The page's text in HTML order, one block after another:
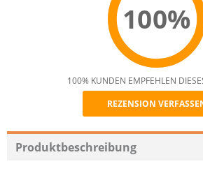
100%
100% KUNDEN EMPFEHLEN
REZENSION
Produktbeschreibung